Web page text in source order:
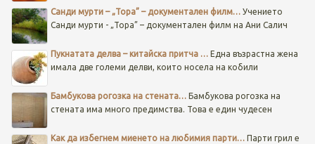
Санди мурти – „Тора” – документален филм…Учението
Санди мурти - „Тора” – документален филм на Ани Салич
Пукнатата делва – китайска притча … Една възрастна жена
имала две големи делви, които носела на кобили
Бамбукова рогозка на стената… Бамбукова рогозка на
стената има много предимства. Това е един чудесен
Как да избегнем миенето на любимия парти…Парти грил е